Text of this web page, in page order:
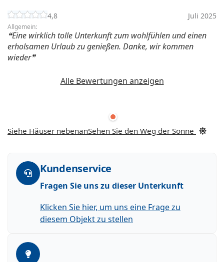
4,8 Juli 2025
Allgemein:
Eine wirklich tolle Unterkunft zum wohlfühlen und einen
erholsamen Urlaub zu genießen. Danke, wir kommen
wieder
Alle Bewertungen anzeigen
Siehe Häuser nebenanSehen Sie den Weg der Sonne
Kundenservice
Fragen Sie uns zu dieser Unterkunft
Klicken Sie hier, um uns eine Frage zu
diesem Objekt zu stellen